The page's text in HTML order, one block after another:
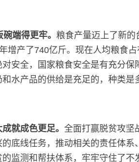
端得更牢。 粮食产量迈上了新
增产了740亿斤。现在人均粮食
安全，国家粮食安全是有充分保
水产品的供给是充足的，种类是
就成色更足。 全面打赢脱贫攻坚
底线任务，推动相关的责任体系
监测和帮扶体系，牢牢守住了不